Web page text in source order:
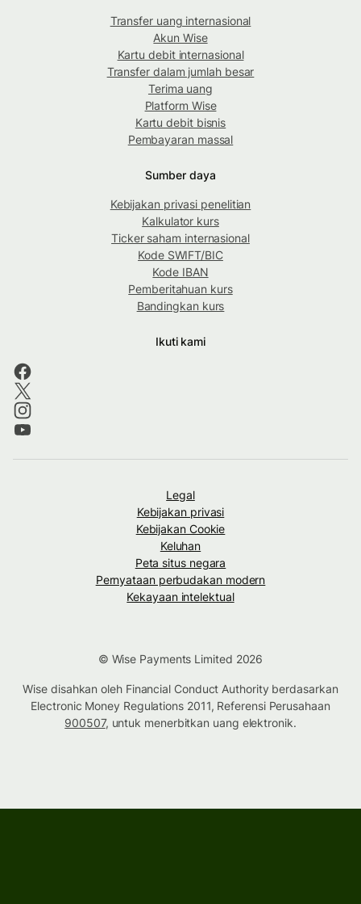
Transfer uang internasional
Akun Wise
Kartu debit internasional
Transfer dalam jumlah besar
Terima uang
Platform Wise
Kartu debit bisnis
Pembayaran massal
Sumber daya
Kebijakan privasi penelitian
Kalkulator kurs
Ticker saham internasional
Kode SWIFT/BIC
Kode IBAN
Pemberitahuan kurs
Bandingkan kurs
Ikuti kami
Legal
Kebijakan privasi
Kebijakan Cookie
Keluhan
Peta situs negara
Pernyataan perbudakan modern
Kekayaan intelektual
© Wise Payments Limited 2026
Wise disahkan oleh Financial Conduct Authority berdasarkan
Electronic Money Regulations 2011, Referensi Perusahaan
900507, untuk menerbitkan uang elektronik.